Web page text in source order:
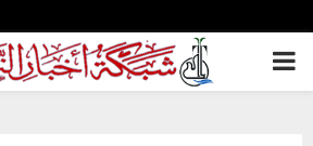
PRIMARY